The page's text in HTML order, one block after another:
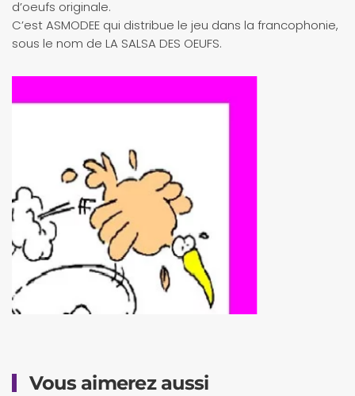
d’oeufs originale.
C’est ASMODEE qui distribue le jeu dans la francophonie,
sous le nom de LA SALSA DES OEUFS.
Vous aimerez aussi